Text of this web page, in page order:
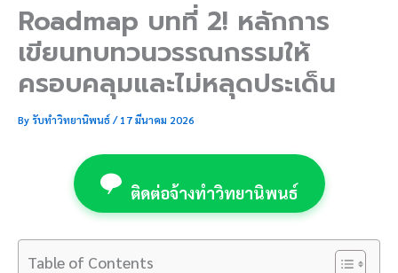
Roadmap บทที่ 2! หลักการ
เขียนทบทวนวรรณกรรมให้
ครอบคลุมและไม่หลุดประเด็น
Byรับทำวิทยานิพนธ์/17 มีนาคม 2026
ติดต่อจ้างทำวิทยานิพนธ์
Table of Contents